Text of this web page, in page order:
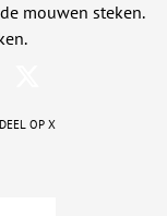
mouwen steken.
Deel op X